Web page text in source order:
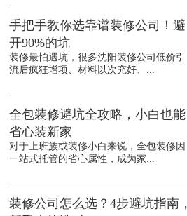
手把手教你选靠谱装修公司！避
开90%的坑
装修最怕遇坑，很多沈阳装修公司低价引
流后疯狂增项、材料以次充好、...
全包装修避坑全攻略，小白也能
省心装新家
对于上班族或装修小白来说，全包装修因
一站式托管的省心属性，成为家...
装修公司怎么选？4步避坑指南，